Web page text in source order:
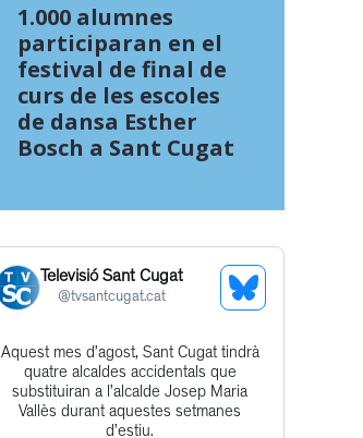
1.000 alumnes
participaran en el
festival de final de
curs de les escoles
de dansa Esther
Bosch a Sant Cugat
Televisió Sant Cugat
@tvsantcugat.cat
See
Profile
Get
to
this
Aquest mes d’agost, Sant Cugat tindrà
quatre alcaldes accidentals que
substituiran a l’alcalde Josep Maria
Vallès durant aquestes setmanes
d’estiu.